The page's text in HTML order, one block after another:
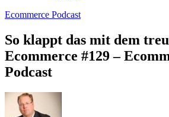
Ecommerce Podcast
So klappt das mit dem
Ecommerce #129 –
Podcast